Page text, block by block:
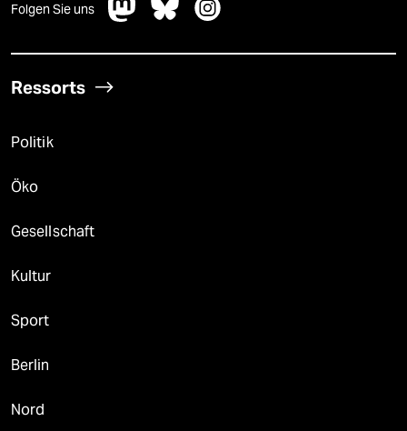
Folgen Sie uns
Ressorts
Politik
Öko
Gesellschaft
Kultur
Sport
Berlin
Nord